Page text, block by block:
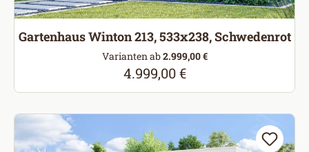
Gartenhaus Winton 213, 533x238, Schwedenrot
Varianten ab2.999,00 €
Regulärer Preis:
4.999,00 €